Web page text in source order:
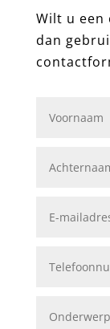
Wilt u een
dan